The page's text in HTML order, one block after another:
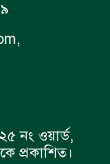
নং ওয়ার্ড,
প্রকাশিত।